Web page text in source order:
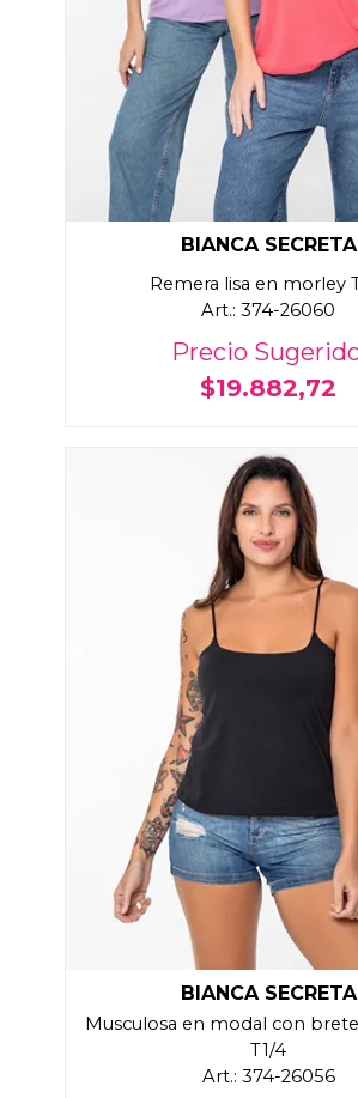
BIANCA SECRETA
Remera lisa en morley
Art.: 374-26060
Precio
$19.882,72
BIANCA SECRETA
Musculosa en modal con
T1/4
Art.: 374-26056